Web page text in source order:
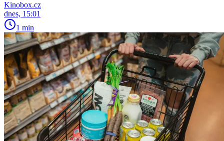
Kinobox.cz
dnes, 15:01
1 min